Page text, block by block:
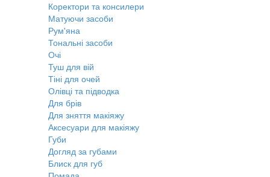
Коректори та консилери
Матуючи засоби
Рум'яна
Тональні засоби
Очі
Туш для вій
Тіні для очей
Олівці та підводка
Для брів
Для зняття макіяжу
Аксесуари для макіяжу
Губи
Догляд за губами
Блиск для губ